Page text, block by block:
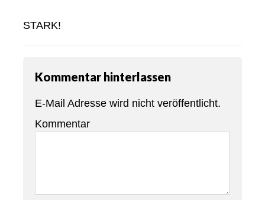
STARK!
Kommentar hinterlassen
E-Mail Adresse wird nicht veröffentlicht.
Kommentar